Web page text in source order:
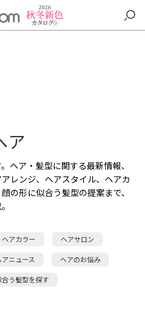
ア
ヘア・髪型に関する最新情報、
レンジ、ヘアスタイル、ヘアカ
の形に似合う髪型の提案まで、
ヘアカラー ヘアサロン
アニュース ヘアのお悩み
う髪型を探す